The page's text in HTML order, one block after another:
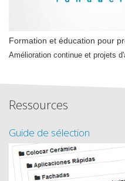
Formation et éducation pour
Amélioration continue et projets
Ressources
Guide de sélection